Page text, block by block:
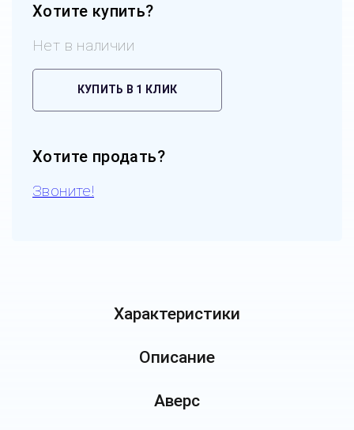
Хотите купить?
Нет в наличии
КУПИТЬ В 1 КЛИК
Хотите продать?
Звоните!
Характеристики
Описание
Аверс